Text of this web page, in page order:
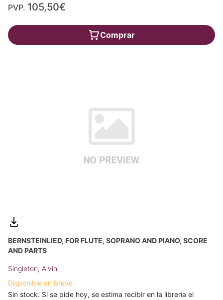
PVP. 105,50€
Comprar
BERNSTEINLIED, FOR FLUTE, SOPRANO AND PIANO, SCORE
AND PARTS
Singleton, Alvin
Disponible en breve
Sin stock. Si se pide hoy, se estima recibir en la librería el